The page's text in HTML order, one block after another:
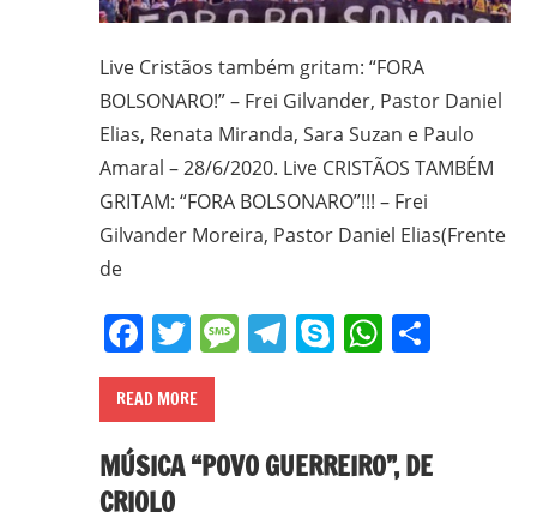
Live Cristãos também gritam: “FORA
BOLSONARO!” – Frei Gilvander, Pastor Daniel
Elias, Renata Miranda, Sara Suzan e Paulo
Amaral – 28/6/2020. Live CRISTÃOS TAMBÉM
GRITAM: “FORA BOLSONARO”!!! – Frei
Gilvander Moreira, Pastor Daniel Elias(Frente
de
Facebook
Twitter
Message
Telegram
SkypeShare
READ MORE
MÚSICA “POVO GUERREIRO”, DE
CRIOLO